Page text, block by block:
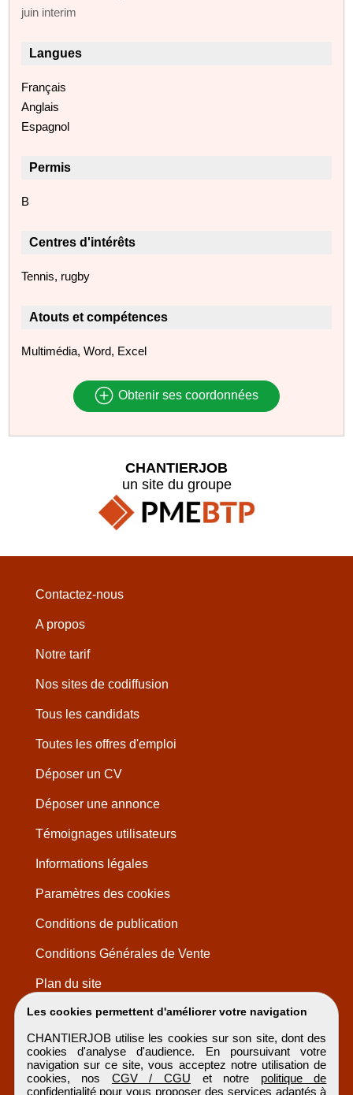
juin interim
Langues
Français
Anglais
Espagnol
Permis
B
Centres d'intérêts
Tennis, rugby
Atouts et compétences
Multimédia, Word, Excel
Obtenir ses coordonnées
Les cookies permettent d'améliorer votre navigation
CHANTIERJOB utilise les cookies sur son site, dont des
cookies d'analyse d'audience. En poursuivant votre
navigation sur ce site, vous acceptez notre utilisation de
cookies, nos CGV / CGU et notre politique de
confidentialitépour vous proposer des services adaptés à
CHANTIERJOB
un site du groupe
Contactez-nous
A propos
Notre tarif
Nos sites de codiffusion
Tous les candidats
Toutes les offres d'emploi
Déposer un CV
Déposer une annonce
Témoignages utilisateurs
Informations légales
Paramètres des cookies
Conditions de publication
Conditions Générales de Vente
Plan du site